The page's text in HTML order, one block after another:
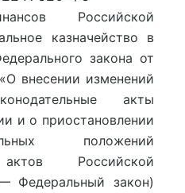
Российской
казначейство в
закона от
внесении изменений
акты
и о приостановлении
положений
актов Российской
Федеральный закон)